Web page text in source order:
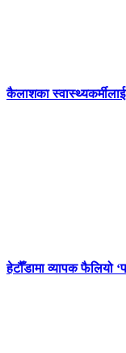
कैलाशका
हेटौँडामा व्यापक फैलियो